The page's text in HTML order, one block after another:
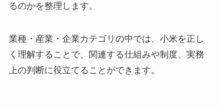
るのかを整理します。
業種・産業・企業カテゴリの中では、小米を正し
く理解することで、関連する仕組みや制度、実務
上の判断に役立てることができます。